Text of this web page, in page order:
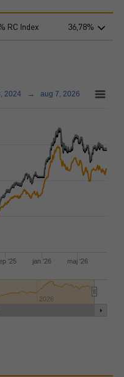
RC Index 36,78%
'25 jan '26 maj '26
2026
2024 → aug 7, 2026